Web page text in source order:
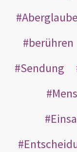
Aberglaube
berühren
Sendung